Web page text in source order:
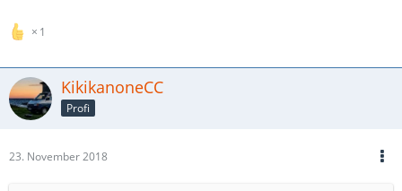
1
KikikanoneCC
Profi
23. November 2018